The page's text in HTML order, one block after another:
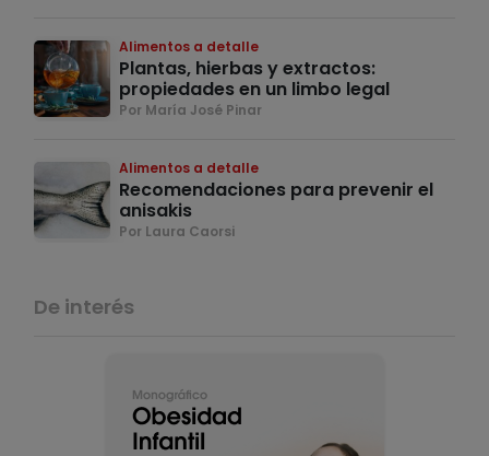
Alimentos a detalle
Plantas, hierbas y extractos:
propiedades en un limbo legal
Por María José Pinar
Alimentos a detalle
Recomendaciones para prevenir el
anisakis
Por Laura Caorsi
De interés